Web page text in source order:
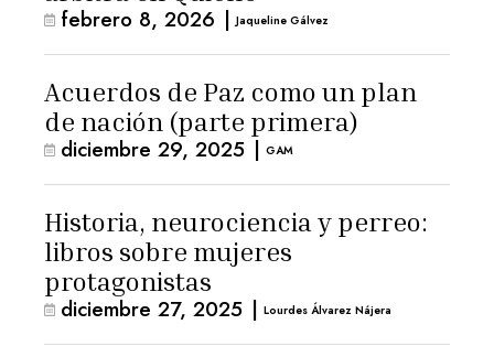
febrero 8, 2026 | Jaqueline Gálvez
Acuerdos de Paz como un plan
de nación (parte primera)
diciembre 29, 2025 | GAM
Historia, neurociencia y perreo:
libros sobre mujeres
protagonistas
diciembre 27, 2025 | Lourdes Álvarez Nájera